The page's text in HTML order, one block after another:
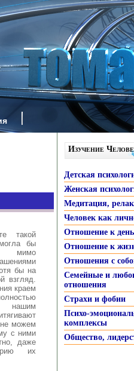
такой
бы
мимо
бы на
взгляд.
краем
можем
с ними
даже
их
Изучение
Детская
Женская
Медитация,
Человек как
Отношение к
Отношение к
Отношения с
Семейные и
отношения
Страхи и фобии
Психо-
комплексы
Общество,